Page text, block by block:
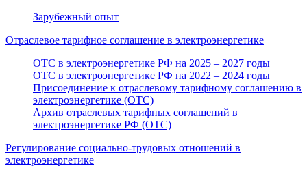
Зарубежный опыт
Отраслевое тарифное соглашение в электроэнергетике
ОТС в электроэнергетике РФ на 2025 – 2027 годы
ОТС в электроэнергетике РФ на 2022 – 2024 годы
Присоединение к отраслевому тарифному соглашению в
электроэнергетике (ОТС)
Архив отраслевых тарифных соглашений в
электроэнергетике РФ (ОТС)
Регулирование социально-трудовых отношений в
электроэнергетике